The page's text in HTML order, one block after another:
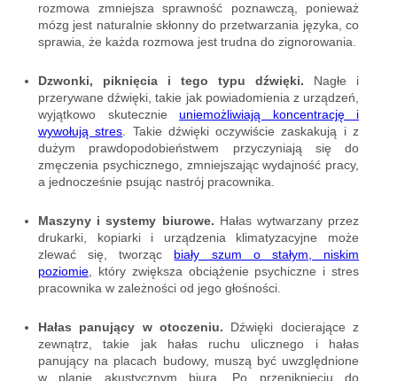
rozmowa zmniejsza sprawność poznawczą, ponieważ
mózg jest naturalnie skłonny do przetwarzania języka, co
sprawia, że każda rozmowa jest trudna do zignorowania.
Dzwonki, piknięcia i tego typu dźwięki. Nagłe i
przerywane dźwięki, takie jak powiadomienia z urządzeń,
wyjątkowo skutecznie uniemożliwiają koncentrację i
wywołują stres . Takie dźwięki oczywiście zaskakują i z
dużym prawdopodobieństwem przyczyniają się do
zmęczenia psychicznego, zmniejszając wydajność pracy,
a jednocześnie psując nastrój pracownika.
Maszyny i systemy biurowe. Hałas wytwarzany przez
drukarki, kopiarki i urządzenia klimatyzacyjne może
zlewać się, tworząc biały szum o stałym, niskim
poziomie , który zwiększa obciążenie psychiczne i stres
pracownika w zależności od jego głośności.
Hałas panujący w otoczeniu. Dźwięki docierające z
zewnątrz, takie jak hałas ruchu ulicznego i hałas
panujący na placach budowy, muszą być uwzględnione
w planie akustycznym biura. Po przeniknięciu do